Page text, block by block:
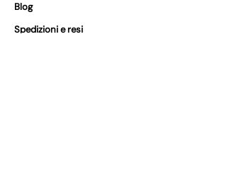
Blog
Spedizioni e resi